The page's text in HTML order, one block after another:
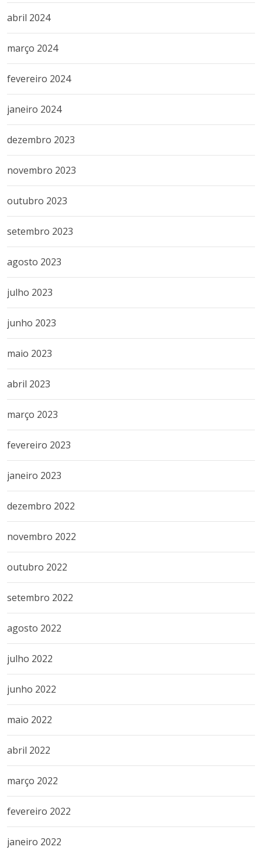
abril 2024
março 2024
fevereiro 2024
janeiro 2024
dezembro 2023
novembro 2023
outubro 2023
setembro 2023
agosto 2023
julho 2023
junho 2023
maio 2023
abril 2023
março 2023
fevereiro 2023
janeiro 2023
dezembro 2022
novembro 2022
outubro 2022
setembro 2022
agosto 2022
julho 2022
junho 2022
maio 2022
abril 2022
março 2022
fevereiro 2022
janeiro 2022